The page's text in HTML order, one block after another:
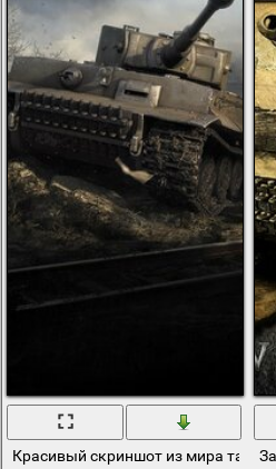
Красивый скриншот из мира